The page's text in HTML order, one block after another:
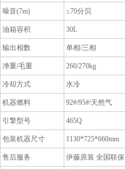
噪音(7m) ≤70分贝
油箱容积 30L
输出相数 单相/三相
净重/毛重 260/270kg
冷却方式 水冷
机器燃料 92#/95#/天然气
引擎型号 465Q
包装机器尺寸 1130*725*660mm
售后服务 伊藤原装 全国联保